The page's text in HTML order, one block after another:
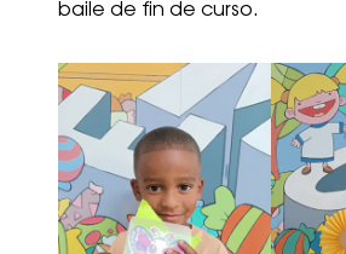
baile de fin de curso.